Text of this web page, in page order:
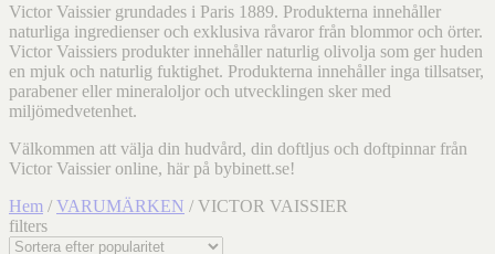
Victor Vaissier grundades i Paris 1889. Produkterna innehåller
naturliga ingredienser och exklusiva råvaror från blommor och örter.
Victor Vaissiers produkter innehåller naturlig olivolja som ger huden
en mjuk och naturlig fuktighet. Produkterna innehåller inga tillsatser,
parabener eller mineraloljor och utvecklingen sker med
miljömedvetenhet.
Välkommen att välja din hudvård, din doftljus och doftpinnar från
Victor Vaissier online, här på bybinett.se!
Hem / VARUMÄRKEN / VICTOR VAISSIER
filters